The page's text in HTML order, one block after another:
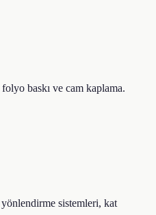
baskı ve cam kaplama.
sistemleri, kat